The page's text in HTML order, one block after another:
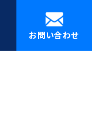
お問い合わせ